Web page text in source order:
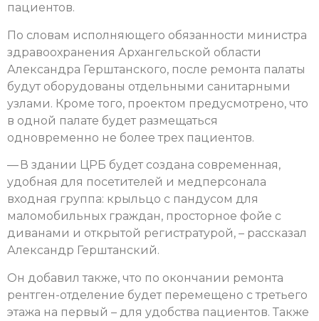
пациентов.
По словам исполняющего обязанности министра
здравоохранения Архангельской области
Александра Герштанского, после ремонта палаты
будут оборудованы отдельными санитарными
узлами. Кроме того, проектом предусмотрено, что
в одной палате будет размещаться
одновременно не более трех пациентов.
— В здании ЦРБ будет создана современная,
удобная для посетителей и медперсонала
входная группа: крыльцо с пандусом для
маломобильных граждан, просторное фойе с
диванами и открытой регистратурой, – рассказал
Александр Герштанский.
Он добавил также, что по окончании ремонта
рентген-отделение будет перемещено с третьего
этажа на первый – для удобства пациентов. Также